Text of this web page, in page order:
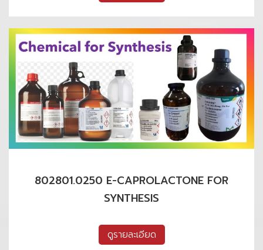
802801.0250 E-CAPROLACTONE FOR
SYNTHESIS
ดูรายละเอียด